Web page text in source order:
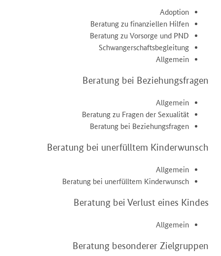
Adoption
Beratung zu finanziellen Hilfen
Beratung zu Vorsorge und PND
Schwangerschaftsbegleitung
Allgemein
Beratung bei Beziehungsfragen
Allgemein
Beratung zu Fragen der Sexualität
Beratung bei Beziehungsfragen
Beratung bei unerfülltem Kinderwunsch
Allgemein
Beratung bei unerfülltem Kinderwunsch
Beratung bei Verlust eines Kindes
Allgemein
Beratung besonderer Zielgruppen